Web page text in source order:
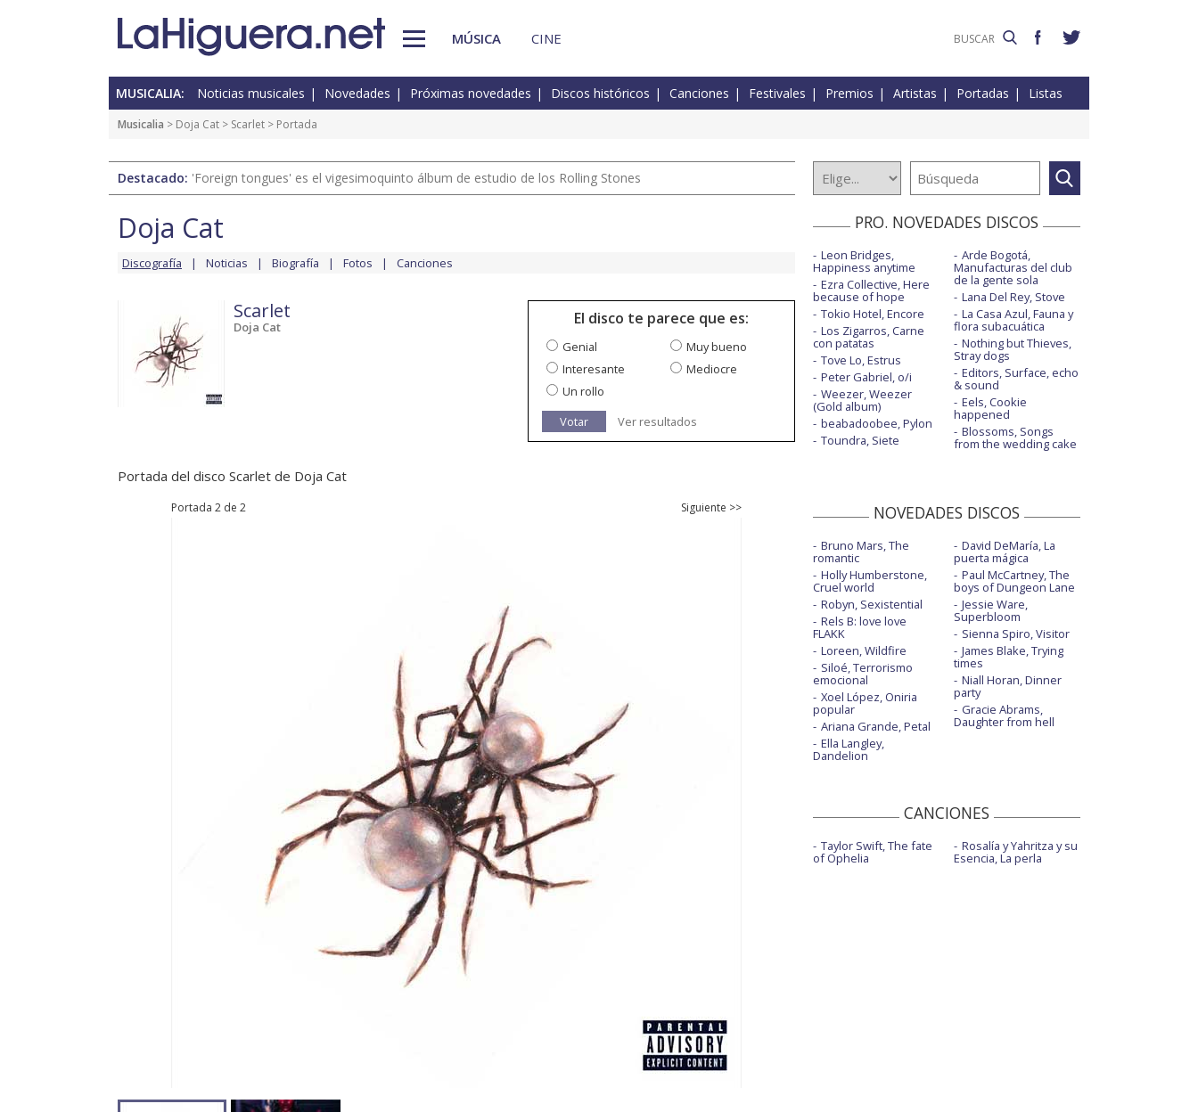
MÚSICA CINE
MUSICALIA: Noticias musicales Novedades Próximas novedades Discos históricos Canciones Festivales Premios Artistas Portadas Listas
Musicalia > Doja Cat > Scarlet > Portada
Destacado: 'Foreign tongues' es el vigesimoquinto álbum de estudio de los Rolling Stones
Doja Cat
Discografía Noticias Biografía Fotos Canciones
Scarlet
Doja Cat El disco te parece que es:
Genial
Muy bueno
Interesante
Mediocre
Un rollo
Votar
Ver resultados
Portada del disco Scarlet de Doja Cat
Portada 2 de 2 Siguiente >>
PRO. NOVEDADES DISCOS
Leon Bridges,
Happiness anytime
Ezra Collective, Here
because of hope
Tokio Hotel, Encore
Los Zigarros, Carne
con patatas
Tove Lo, Estrus
Peter Gabriel, o/i
Weezer, Weezer
(Gold album)
beabadoobee, Pylon
Toundra, Siete
Arde Bogotá,
Manufacturas del club
de la gente sola
Lana Del Rey, Stove
La Casa Azul, Fauna y
flora subacuática
Nothing but Thieves,
Stray dogs
Editors, Surface, echo
& sound
Eels, Cookie
happened
Blossoms, Songs
from the wedding cake
NOVEDADES DISCOS
Bruno Mars, The
romantic
Holly Humberstone,
Cruel world
Robyn, Sexistential
Rels B: love love
FLAKK
Loreen, Wildfire
Siloé, Terrorismo
emocional
Xoel López, Oniria
popular
Ariana Grande, Petal
Ella Langley,
Dandelion
David DeMaría, La
puerta mágica
Paul McCartney, The
boys of Dungeon Lane
Jessie Ware,
Superbloom
Sienna Spiro, Visitor
James Blake, Trying
times
Niall Horan, Dinner
party
Gracie Abrams,
Daughter from hell
CANCIONES
Taylor Swift, The fate
of Ophelia
Rosalía y Yahritza y su
Esencia, La perla